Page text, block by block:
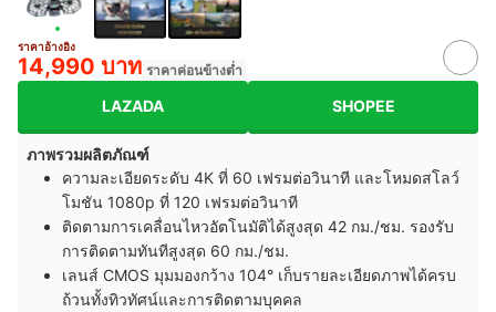
ราคาอ้างอิง
14,990 บาท ราคาค่อนข้างต่ำ
LAZADA SHOPEE
ภาพรวมผลิตภัณฑ์
ความละเอียดระดับ 4K ที่ 60 เฟรมต่อวินาที และโหมดสโลว์
โมชัน 1080p ที่ 120 เฟรมต่อวินาที
ติดตามการเคลื่อนไหวอัตโนมัติได้สูงสุด 42 กม./ชม. รองรับ
การติดตามทันทีสูงสุด 60 กม./ชม.
เลนส์ CMOS มุมมองกว้าง 104° เก็บรายละเอียดภาพได้ครบ
ถ้วนทั้งทิวทัศน์และการติดตามบุคคล